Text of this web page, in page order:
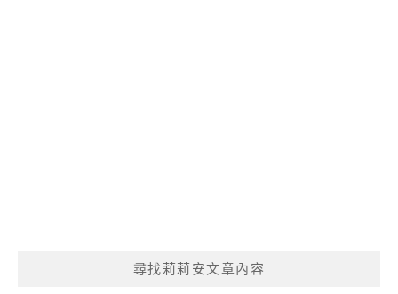
尋找莉莉安文章內容